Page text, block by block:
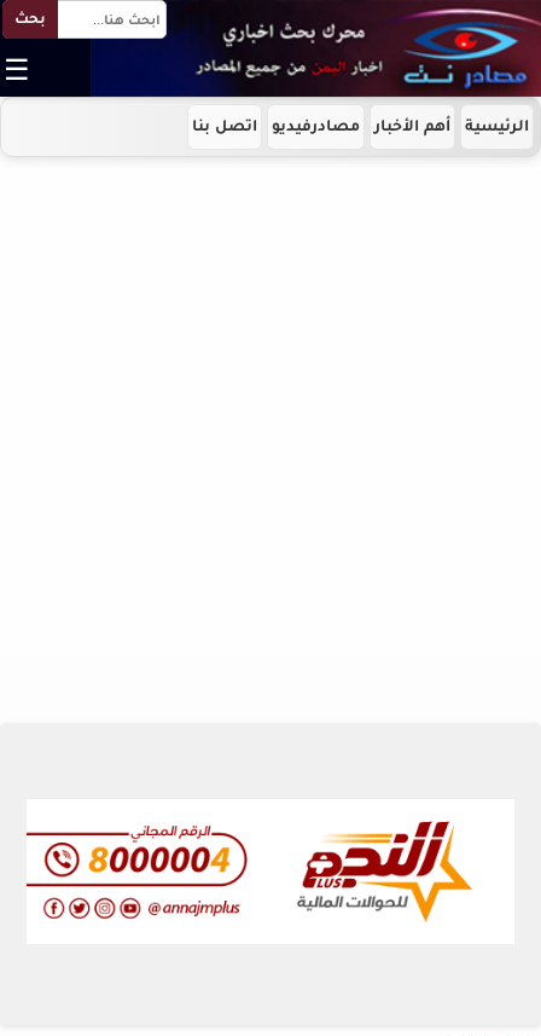
بحث
☰
الرئيسية أهم الأخبار مصادرفيديو اتصل بنا